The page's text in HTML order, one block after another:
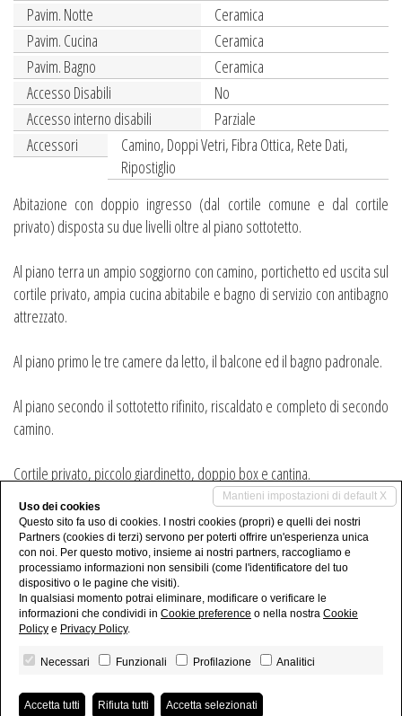
Pavim. Notte
Ceramica
Pavim. Cucina
Ceramica
Pavim. Bagno
Ceramica
Accesso Disabili
No
Accesso interno disabili
Parziale
Accessori
Camino, Doppi Vetri, Fibra Ottica, Rete Dati,
Ripostiglio
Abitazione con doppio ingresso (dal cortile comune e dal cortile
privato) disposta su due livelli oltre al piano sottotetto.
Al piano terra un ampio soggiorno con camino, portichetto ed uscita sul
cortile privato, ampia cucina abitabile e bagno di servizio con antibagno
attrezzato.
Al piano primo le tre camere da letto, il balcone ed il bagno padronale.
Al piano secondo il sottotetto rifinito, riscaldato e completo di secondo
camino.
Cortile privato, piccolo giardinetto, doppio box e cantina.
Condividi
Condividi su Whatsapp
Studio Casale sas - P.IVA 04161510963
Mantieni impostazioni di default X
Uso dei cookies
Questo sito fa uso di cookies. I nostri cookies (propri) e quelli dei nostri
Partners (cookies di terzi) servono per poterti offrire un'esperienza unica
con noi. Per questo motivo, insieme ai nostri partners, raccogliamo e
processiamo informazioni non sensibili (come l'identificatore del tuo
dispositivo o le pagine che visiti).
In qualsiasi momento potrai eliminare, modificare o verificare le
informazioni che condividi in Cookie preference o nella nostra Cookie
Policy e Privacy Policy.
Necessari Funzionali Profilazione Analitici
Accetta tutti Rifiuta tutti Accetta selezionati